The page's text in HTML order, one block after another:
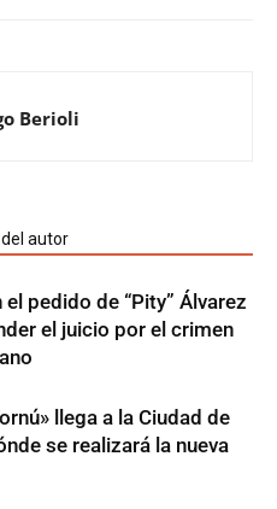
Berioli
del autor
el pedido de “Pity” Álvarez
el juicio por el crimen
llega a la Ciudad de
se realizará la nueva